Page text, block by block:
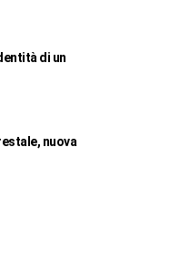
di un
nuova